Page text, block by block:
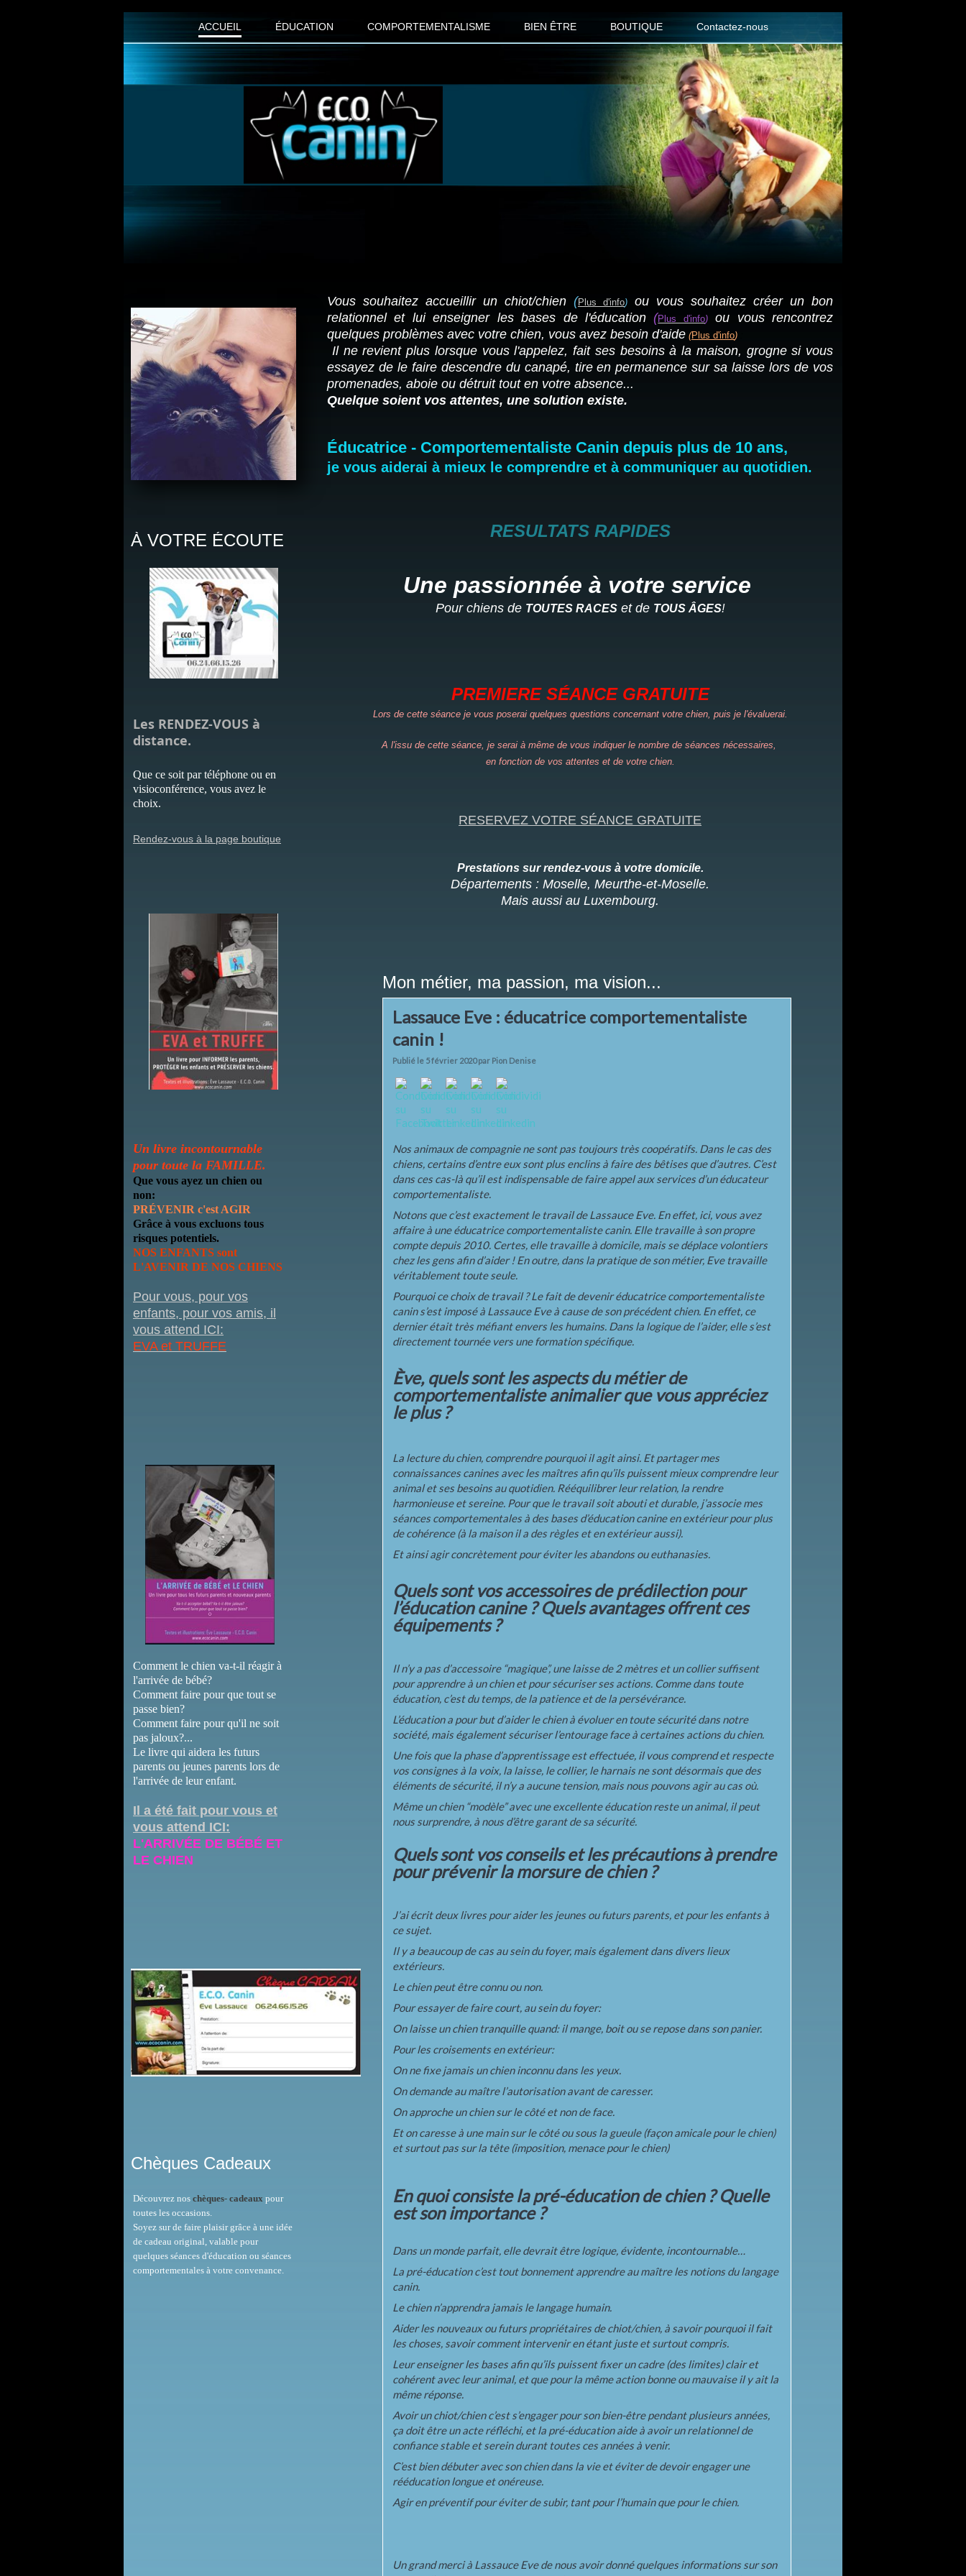
ACCUEIL ÉDUCATION COMPORTEMENTALISME BIEN ÊTRE BOUTIQUE Contactez-nous
Vous souhaitez accueillir un chiot/chien (Plus d'info)
ou vous souhaitez créer un bon
relationnel et lui enseigner les bases de l'éducation (Plus d'info)
ou vous rencontrez
quelques problèmes avec votre chien, vous avez besoin d'aide (Plus d'info)
Il ne revient plus lorsque vous l'appelez, fait ses besoins à la maison, grogne si vous
essayez de le faire descendre du canapé, tire en permanence sur sa laisse lors de vos
promenades, aboie ou détruit tout en votre absence...
Quelque soient vos attentes, une solution existe.
Éducatrice - Comportementaliste Canin depuis plus de 10 ans,
je vous aiderai à mieux le comprendre et à communiquer au quotidien.
RESULTATS RAPIDES
Une passionnée à votre service
Pour chiens de TOUTES RACES et de TOUS ÂGES!
PREMIERE SÉANCE GRATUITE
Lors de cette séance je vous poserai quelques questions concernant votre chien, puis je l'évaluerai.
A l'issu de cette séance, je serai à même de vous indiquer le nombre de séances nécessaires,
en fonction de vos attentes et de votre chien.
RESERVEZ VOTRE SÉANCE GRATUITE
Prestations sur rendez-vous à votre domicile.
Départements : Moselle, Meurthe-et-Moselle.
Mais aussi au Luxembourg.
À VOTRE ÉCOUTE
Les RENDEZ-VOUS à
distance.
Que ce soit par téléphone ou en
visioconférence, vous avez le
choix.
Rendez-vous à la page boutique
Mon métier, ma passion, ma vision...
Lassauce Eve : éducatrice comportementaliste
canin !
Publié le 5 février 2020 par Pion Denise
Nos animaux de compagnie ne sont pas toujours très coopératifs. Dans le cas des
chiens, certains d’entre eux sont plus enclins à faire des bêtises que d’autres. C’est
dans ces cas-là qu’il est indispensable de faire appel aux services d’un éducateur
comportementaliste.
Notons que c’est exactement le travail de Lassauce Eve. En effet, ici, vous avez
affaire à une éducatrice comportementaliste canin. Elle travaille à son propre
compte depuis 2010. Certes, elle travaille à domicile, mais se déplace volontiers
chez les gens afin d’aider ! En outre, dans la pratique de son métier, Eve travaille
véritablement toute seule.
Pourquoi ce choix de travail ? Le fait de devenir éducatrice comportementaliste
canin s’est imposé à Lassauce Eve à cause de son précédent chien. En effet, ce
dernier était très méfiant envers les humains. Dans la logique de l’aider, elle s’est
directement tournée vers une formation spécifique.
Ève, quels sont les aspects du métier de
comportementaliste animalier que vous appréciez
le plus ?
La lecture du chien, comprendre pourquoi il agit ainsi. Et partager mes
connaissances canines avec les maîtres afin qu’ils puissent mieux comprendre leur
animal et ses besoins au quotidien. Rééquilibrer leur relation, la rendre
harmonieuse et sereine. Pour que le travail soit abouti et durable, j’associe mes
séances comportementales à des bases d’éducation canine en extérieur pour plus
de cohérence (à la maison il a des règles et en extérieur aussi).
Et ainsi agir concrètement pour éviter les abandons ou euthanasies.
Quels sont vos accessoires de prédilection pour
l’éducation canine ? Quels avantages offrent ces
équipements ?
Il n’y a pas d’accessoire “magique”, une laisse de 2 mètres et un collier suffisent
pour apprendre à un chien et pour sécuriser ses actions. Comme dans toute
éducation, c’est du temps, de la patience et de la persévérance.
L’éducation a pour but d’aider le chien à évoluer en toute sécurité dans notre
société, mais également sécuriser l’entourage face à certaines actions du chien.
Une fois que la phase d’apprentissage est effectuée, il vous comprend et respecte
vos consignes à la voix, la laisse, le collier, le harnais ne sont désormais que des
éléments de sécurité, il n’y a aucune tension, mais nous pouvons agir au cas où.
Même un chien “modèle” avec une excellente éducation reste un animal, il peut
nous surprendre, à nous d’être garant de sa sécurité.
Quels sont vos conseils et les précautions à prendre
pour prévenir la morsure de chien ?
J’ai écrit deux livres pour aider les jeunes ou futurs parents, et pour les enfants à
ce sujet.
Il y a beaucoup de cas au sein du foyer, mais également dans divers lieux
extérieurs.
Le chien peut être connu ou non.
Pour essayer de faire court, au sein du foyer:
On laisse un chien tranquille quand: il mange, boit ou se repose dans son panier.
Pour les croisements en extérieur:
On ne fixe jamais un chien inconnu dans les yeux.
On demande au maître l’autorisation avant de caresser.
On approche un chien sur le côté et non de face.
Et on caresse à une main sur le côté ou sous la gueule (façon amicale pour le chien)
et surtout pas sur la tête (imposition, menace pour le chien)
En quoi consiste la pré-éducation de chien ? Quelle
est son importance ?
Dans un monde parfait, elle devrait être logique, évidente, incontournable…
La pré-éducation c’est tout bonnement apprendre au maître les notions du langage
canin.
Le chien n’apprendra jamais le langage humain.
Aider les nouveaux ou futurs propriétaires de chiot/chien, à savoir pourquoi il fait
les choses, savoir comment intervenir en étant juste et surtout compris.
Leur enseigner les bases afin qu’ils puissent fixer un cadre (des limites) clair et
cohérent avec leur animal, et que pour la même action bonne ou mauvaise il y ait la
même réponse.
Avoir un chiot/chien c’est s’engager pour son bien-être pendant plusieurs années,
ça doit être un acte réfléchi, et la pré-éducation aide à avoir un relationnel de
confiance stable et serein durant toutes ces années à venir.
C’est bien débuter avec son chien dans la vie et éviter de devoir engager une
rééducation longue et onéreuse.
Agir en préventif pour éviter de subir, tant pour l’humain que pour le chien.
Un grand merci à Lassauce Eve de nous avoir donné quelques informations sur son
Un livre incontournable
pour toute la FAMILLE.
Que vous ayez un chien ou
non:
PRÉVENIR c'est AGIR
Grâce à vous excluons tous
risques potentiels.
NOS ENFANTS sont
L'AVENIR DE NOS CHIENS
Pour vous, pour vos
enfants, pour vos amis, il
vous attend ICI:
EVA et TRUFFE
Comment le chien va-t-il réagir à
l'arrivée de bébé?
Comment faire pour que tout se
passe bien?
Comment faire pour qu'il ne soit
pas jaloux?...
Le livre qui aidera les futurs
parents ou jeunes parents lors de
l'arrivée de leur enfant.
Il a été fait pour vous et
vous attend ICI:
L'ARRIVÉE DE BÉBÉ ET
LE CHIEN
Chèques Cadeaux
Découvrez nos chèques- cadeaux pour
toutes les occasions.
Soyez sur de faire plaisir grâce à une idée
de cadeau original, valable pour
quelques séances d'éducation ou séances
comportementales à votre convenance.